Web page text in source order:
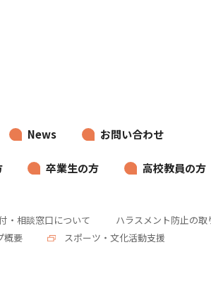
News お問い合わせ
卒業生の方 高校教員の方
・相談窓口について
ハラスメント防止の取
概要 スポーツ・文化活動支援